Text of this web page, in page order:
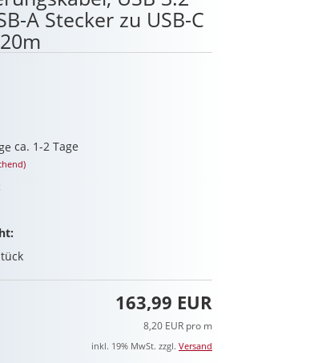
A Stecker zu USB-C
ca. 1-2 Tage
163,99 EUR
8,20 EUR pro m
inkl. 19% MwSt. zzgl. Versand